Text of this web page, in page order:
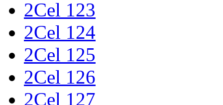
2Cel 123
2Cel 124
2Cel 125
2Cel 126
2Cel 127